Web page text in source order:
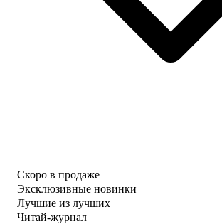
Скоро в продаже
Эксклюзивные новинки
Лучшие из лучших
Читай-журнал